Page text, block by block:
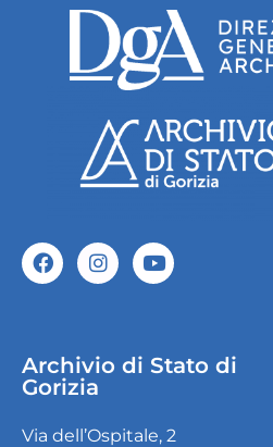
Archivio di Stato di
Gorizia
Via dell’Ospitale, 2